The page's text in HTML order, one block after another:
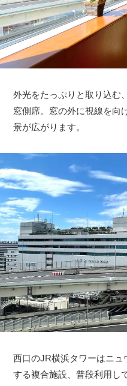
外光をたっぷりと取り込む
窓側席。窓の外に視線を向
景が広がります。
西口のJR横浜タワーはニ
する複合施設、普段利用し